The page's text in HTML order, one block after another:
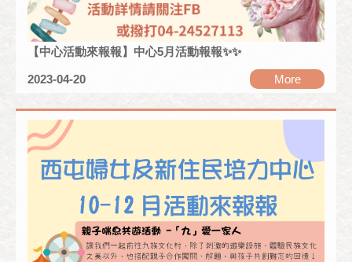
【中心活動來報報】中心5月活動報報✨✨
2023-04-20 More